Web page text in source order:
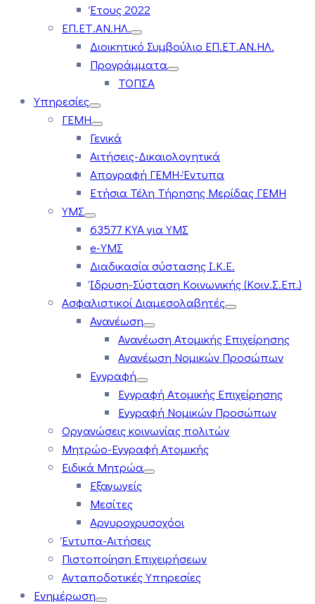
Έτους 2022
ΕΠ.ΕΤ.ΑΝ.ΗΛ.
Διοικητικό Συμβούλιο ΕΠ.ΕΤ.ΑΝ.ΗΛ.
Προγράμματα
ΤΟΠΣΑ
Υπηρεσίες
ΓΕΜΗ
Γενικά
Αιτήσεις-Δικαιολογητικά
Απογραφή ΓΕΜΗ-Έντυπα
Ετήσια Τέλη Τήρησης Μερίδας ΓΕΜΗ
ΥΜΣ
63577 ΚΥΑ για ΥΜΣ
e-ΥΜΣ
Διαδικασία σύστασης Ι.Κ.Ε.
Ίδρυση-Σύσταση Κοινωνικής (Κοιν.Σ.Επ.)
Ασφαλιστικοί Διαμεσολαβητές
Ανανέωση
Ανανέωση Ατομικής Επιχείρησης
Ανανέωση Νομικών Προσώπων
Εγγραφή
Εγγραφή Ατομικής Επιχείρησης
Εγγραφή Νομικών Προσώπων
Οργανώσεις κοινωνίας πολιτών
Μητρώο-Εγγραφή Ατομικής
Ειδικά Μητρώα
Εξαγωγείς
Μεσίτες
Αργυροχρυσοχόοι
Έντυπα-Αιτήσεις
Πιστοποίηση Επιχειρήσεων
Ανταποδοτικές Υπηρεσίες
Ενημέρωση